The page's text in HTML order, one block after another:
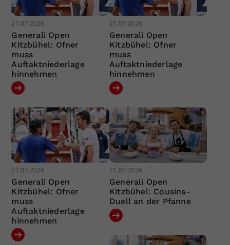
21.07.2026
Generali Open
Kitzbühel: Ofner
muss
Auftaktniederlage
hinnehmen
21.07.2026
Generali Open
Kitzbühel: Ofner
muss
Auftaktniederlage
hinnehmen
21.07.2026
Generali Open
Kitzbühel: Ofner
muss
Auftaktniederlage
hinnehmen
21.07.2026
Generali Open
Kitzbühel: Cousins-
Duell an der Pfanne